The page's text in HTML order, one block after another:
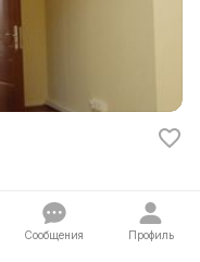
помещений.
Сообщения Профиль